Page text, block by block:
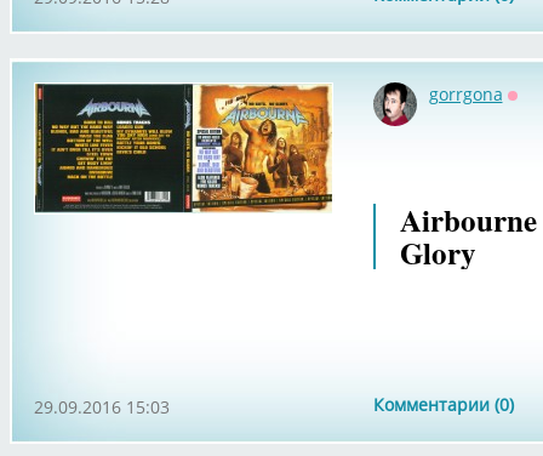
gorrgona
Airbourne
Glory
Комментарии (0)
29.09.2016 15:03